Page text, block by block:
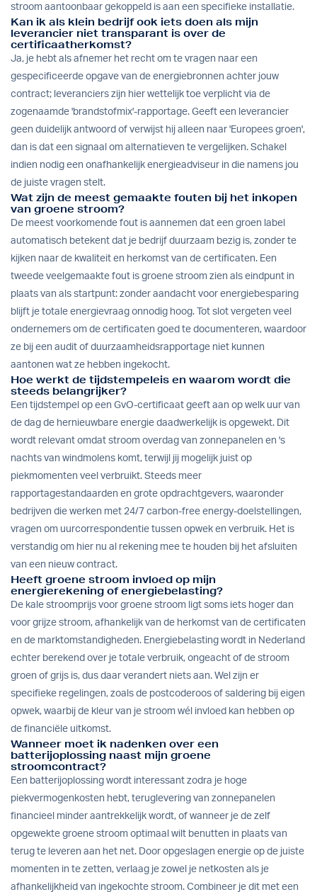
stroom aantoonbaar gekoppeld is aan een specifieke installatie.
Kan ik als klein bedrijf ook iets doen als mijn
leverancier niet transparant is over de
certificaatherkomst?
Ja, je hebt als afnemer het recht om te vragen naar een
gespecificeerde opgave van de energiebronnen achter jouw
contract; leveranciers zijn hier wettelijk toe verplicht via de
zogenaamde 'brandstofmix'-rapportage. Geeft een leverancier
geen duidelijk antwoord of verwijst hij alleen naar 'Europees groen',
dan is dat een signaal om alternatieven te vergelijken. Schakel
indien nodig een onafhankelijk energieadviseur in die namens jou
de juiste vragen stelt.
Wat zijn de meest gemaakte fouten bij het inkopen
van groene stroom?
De meest voorkomende fout is aannemen dat een groen label
automatisch betekent dat je bedrijf duurzaam bezig is, zonder te
kijken naar de kwaliteit en herkomst van de certificaten. Een
tweede veelgemaakte fout is groene stroom zien als eindpunt in
plaats van als startpunt: zonder aandacht voor energiebesparing
blijft je totale energievraag onnodig hoog. Tot slot vergeten veel
ondernemers om de certificaten goed te documenteren, waardoor
ze bij een audit of duurzaamheidsrapportage niet kunnen
aantonen wat ze hebben ingekocht.
Hoe werkt de tijdstempeleis en waarom wordt die
steeds belangrijker?
Een tijdstempel op een GvO-certificaat geeft aan op welk uur van
de dag de hernieuwbare energie daadwerkelijk is opgewekt. Dit
wordt relevant omdat stroom overdag van zonnepanelen en 's
nachts van windmolens komt, terwijl jij mogelijk juist op
piekmomenten veel verbruikt. Steeds meer
rapportagestandaarden en grote opdrachtgevers, waaronder
bedrijven die werken met 24/7 carbon-free energy-doelstellingen,
vragen om uurcorrespondentie tussen opwek en verbruik. Het is
verstandig om hier nu al rekening mee te houden bij het afsluiten
van een nieuw contract.
Heeft groene stroom invloed op mijn
energierekening of energiebelasting?
De kale stroomprijs voor groene stroom ligt soms iets hoger dan
voor grijze stroom, afhankelijk van de herkomst van de certificaten
en de marktomstandigheden. Energiebelasting wordt in Nederland
echter berekend over je totale verbruik, ongeacht of de stroom
groen of grijs is, dus daar verandert niets aan. Wel zijn er
specifieke regelingen, zoals de postcoderoos of saldering bij eigen
opwek, waarbij de kleur van je stroom wél invloed kan hebben op
de financiële uitkomst.
Wanneer moet ik nadenken over een
batterijoplossing naast mijn groene
stroomcontract?
Een batterijoplossing wordt interessant zodra je hoge
piekvermogenkosten hebt, teruglevering van zonnepanelen
financieel minder aantrekkelijk wordt, of wanneer je de zelf
opgewekte groene stroom optimaal wilt benutten in plaats van
terug te leveren aan het net. Door opgeslagen energie op de juiste
momenten in te zetten, verlaag je zowel je netkosten als je
afhankelijkheid van ingekochte stroom. Combineer je dit met een